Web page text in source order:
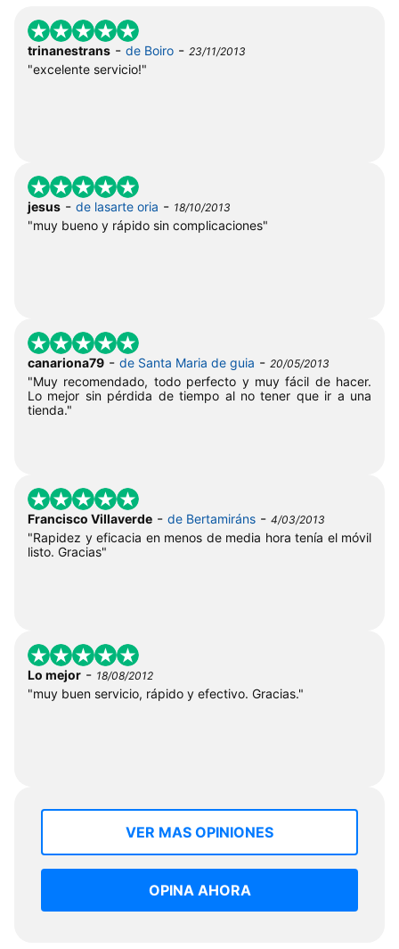
trinanestrans - de Boiro - 23/11/2013
"excelente servicio!"
jesus - de lasarte oria - 18/10/2013
"muy bueno y rápido sin complicaciones"
canariona79 - de Santa Maria de guia - 20/05/2013
"Muy recomendado, todo perfecto y muy fácil de hacer.
Lo mejor sin pérdida de tiempo al no tener que ir a una
tienda."
Francisco Villaverde - de Bertamiráns - 4/03/2013
"Rapidez y eficacia en menos de media hora tenía el móvil
listo. Gracias"
Lo mejor - 18/08/2012
"muy buen servicio, rápido y efectivo. Gracias."
VER MAS OPINIONES
OPINA AHORA